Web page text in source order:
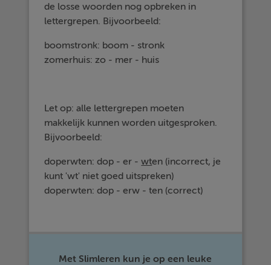
de losse woorden nog opbreken in
lettergrepen. Bijvoorbeeld:
boomstronk: boom - stronk
zomerhuis: zo - mer - huis
Let op: alle lettergrepen moeten
makkelijk kunnen worden uitgesproken.
Bijvoorbeeld:
doperwten: dop - er -wten (incorrect, je
kunt 'wt' niet goed uitspreken)
doperwten: dop - erw - ten (correct)
Met Slimleren kun je op een leuke